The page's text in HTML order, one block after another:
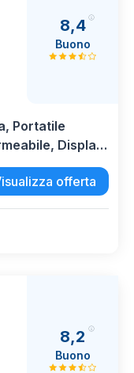
8,4
Buono
Portatile
Display
a Testine
di Vacanza
offerta
8,2
Buono